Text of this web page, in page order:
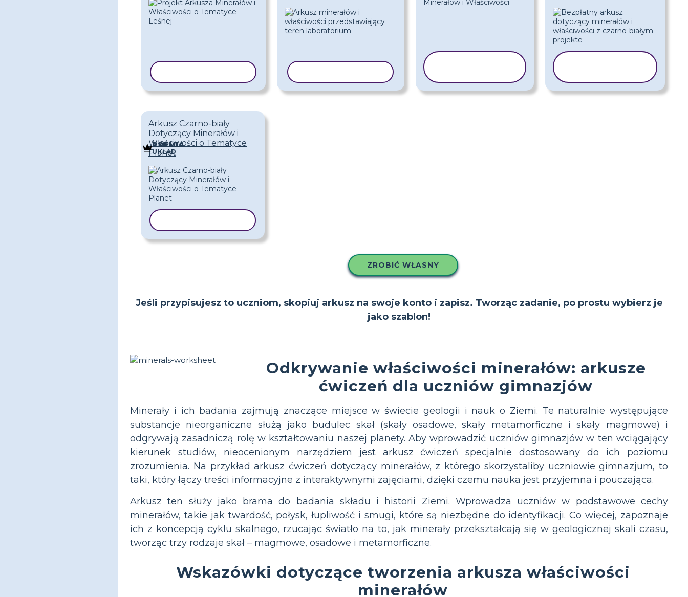
Arkusz Czarno-biały
Dotyczący Minerałów i
Właściwości o Tematyce
Planet
PREMIA
UKŁAD
ZROBIĆ WŁASNY
Jeśli przypisujesz to uczniom, skopiuj arkusz na swoje konto i zapisz. Tworząc zadanie, po prostu wybierz je
jako szablon!
Odkrywanie właściwości minerałów: arkusze
ćwiczeń dla uczniów gimnazjów
Minerały i ich badania zajmują znaczące miejsce w świecie geologii i nauk o Ziemi. Te naturalnie występujące
substancje nieorganiczne służą jako budulec skał (skały osadowe, skały metamorficzne i skały magmowe) i
odgrywają zasadniczą rolę w kształtowaniu naszej planety. Aby wprowadzić uczniów gimnazjów w ten wciągający
kierunek studiów, nieocenionym narzędziem jest arkusz ćwiczeń specjalnie dostosowany do ich poziomu
zrozumienia. Na przykład arkusz ćwiczeń dotyczący minerałów, z którego skorzystaliby uczniowie gimnazjum, to
taki, który łączy treści informacyjne z interaktywnymi zajęciami, dzięki czemu nauka jest przyjemna i pouczająca.
Arkusz ten służy jako brama do badania składu i historii Ziemi. Wprowadza uczniów w podstawowe cechy
minerałów, takie jak twardość, połysk, łupliwość i smugi, które są niezbędne do identyfikacji. Co więcej, zapoznaje
ich z koncepcją cyklu skalnego, rzucając światło na to, jak minerały przekształcają się w geologicznej skali czasu,
tworząc trzy rodzaje skał – magmowe, osadowe i metamorficzne.
Wskazówki dotyczące tworzenia arkusza właściwości
minerałów